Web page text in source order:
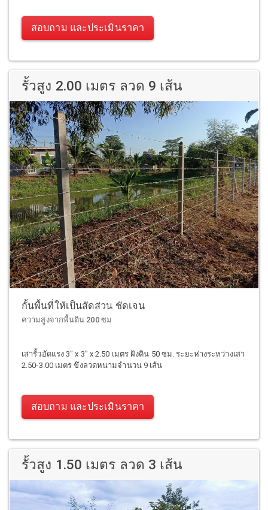
สอบถาม และประเมินราคา
รั้วสูง 2.00 เมตร ลวด 9 เส้น
กั้นพื้นที่ให้เป็นสัดส่วน ชัดเจน
ความสูงจากพื้นดิน 200 ซม
เสารั้วอัดแรง 3" x 3" x 2.50 เมตร ฝังดิน 50 ซม. ระยะห่างระหว่างเสา
2.50-3.00 เมตร ขึงลวดหนามจำนวน 9 เส้น
สอบถาม และประเมินราคา
รั้วสูง 1.50 เมตร ลวด 3 เส้น